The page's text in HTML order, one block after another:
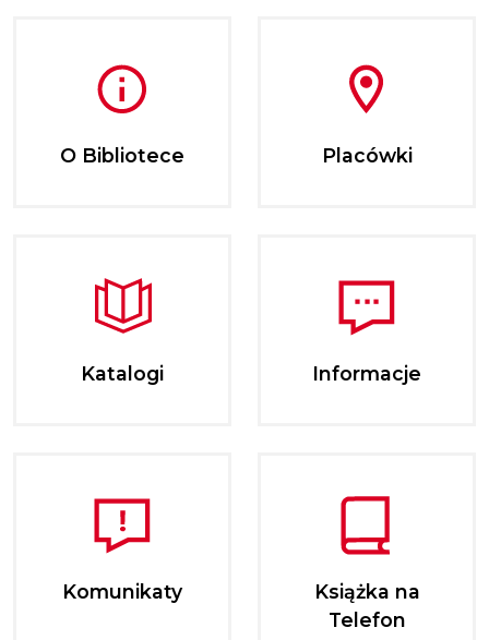
O Bibliotece Placówki
Katalogi Informacje
Komunikaty
Książka na
Telefon